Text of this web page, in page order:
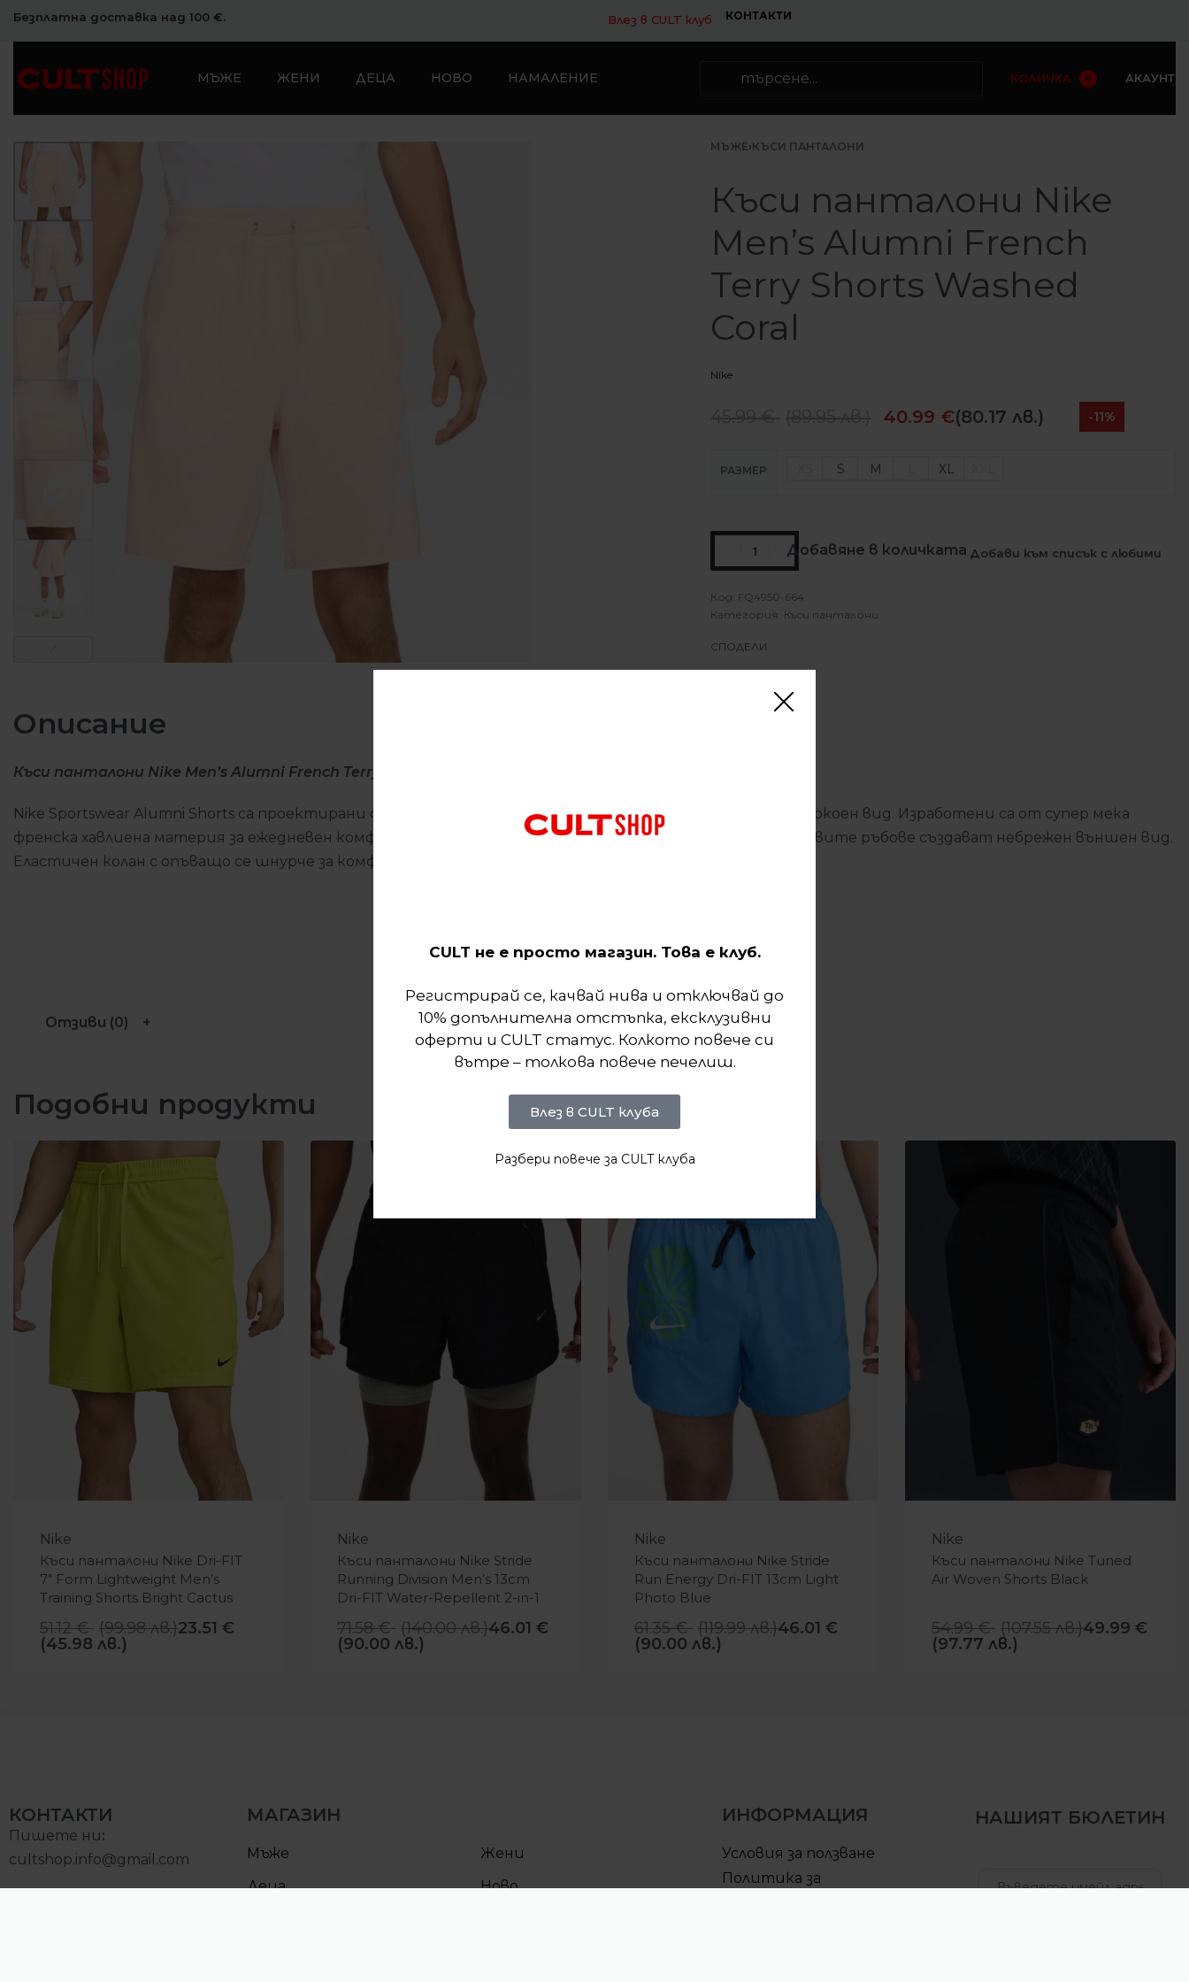
Безплатна доставка над 100 €. Влез в CULT клуб КОНТАКТИ
МЪЖЕ ЖЕНИ ДЕЦА НОВО НАМАЛЕНИЕ КОЛИЧКА 0 АКАУНТ
МЪЖЕ›КЪСИ ПАНТАЛОНИ
Къси панталони Nike
Men’s Alumni French
Terry Shorts Washed
Coral
Nike
40.99 €(80.17 лв.) -11%
РАЗМЕР S M XL
Добавяне в количката Добави към списък с любими
FQ4950-664
Категория: Къси панталони
СПОДЕЛИ
Описание
Къси панталони Nike Men’s Alumni French Terry Shorts Washed Coral
Nike Sportswear Alumni Shorts са проектирани с необработени ръбове около джобовете и подгъва за спокоен вид. Изработени са от супер мека
френска хавлиена материя за ежедневен комфорт. Френската хавлиена материя е лека и удобна. Суровите ръбове създават небрежен външен вид.
Еластичен колан с опъващо се шнурче за комфорт.
Отзиви (0)
Подобни продукти
Nike
Къси панталони Nike Dri-FIT
7″ Form Lightweight Men’s
Training Shorts Bright Cactus
51.12€ (99.98лв.)23.51€
(45.98 лв.)
Nike
Къси панталони Nike Stride
Running Division Men’s 13cm
Dri-FIT Water-Repellent 2-in-1
71.58€ (140.00лв.)46.01€
(90.00 лв.)
Nike
Къси панталони Nike Stride
Run Energy Dri-FIT 13cm Light
Photo Blue
61.35€ (119.99лв.)46.01€
(90.00 лв.)
Nike
Къси панталони Nike Tuned
Air Woven Shorts Black
54.99€ (107.55лв.)49.99€
(97.77 лв.)
КОНТАКТИ
Пишете ни:
cultshop.info@gmail.com
МАГАЗИН
Мъже
Жени
Деца
Ново
ИНФОРМАЦИЯ
Условия за ползване
Политика за
НАШИЯТ БЮЛЕТИН
CULT не е просто магазин. Това е клуб.
Регистрирай се, качвай нива и отключвай до
10% допълнителна отстъпка, ексклузивни
оферти и CULT статус. Колкото повече си
вътре – толкова повече печелиш.
Влез в CULT клуба
Разбери повече за CULT клуба